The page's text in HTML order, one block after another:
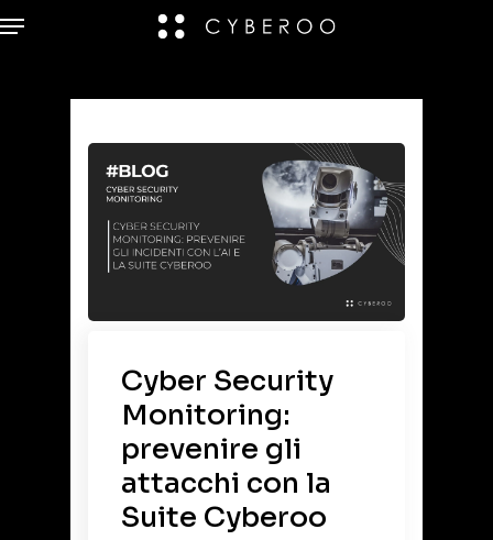
Cyber Security
Monitoring:
prevenire gli
attacchi con la
Suite Cyberoo